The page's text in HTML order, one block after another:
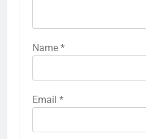
Name *
Email *